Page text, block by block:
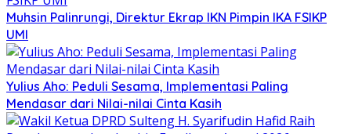
Muhsin Palinrungi, Direktur Ekrap IKN Pimpin IKA FSIKP
UMI
Yulius Aho: Peduli Sesama, Implementasi Paling
Mendasar dari Nilai-nilai Cinta Kasih